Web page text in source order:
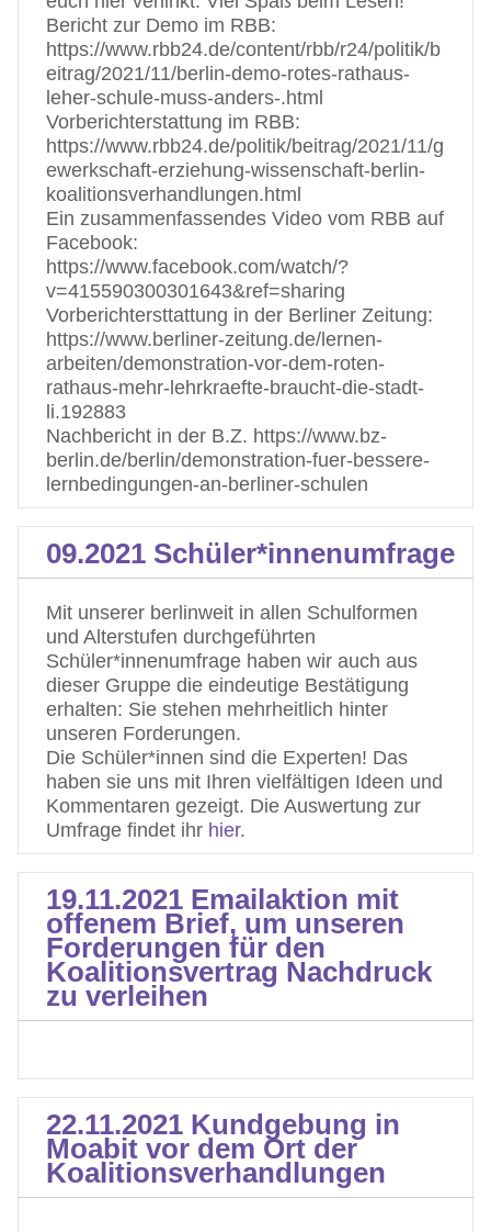
Bericht zur Demo im RBB:
https://www.rbb24.de/content/rbb/r24/politik/b
eitrag/2021/11/berlin-demo-rotes-rathaus-
leher-schule-muss-anders-.html
Vorberichterstattung im RBB:
https://www.rbb24.de/politik/beitrag/2021/11/g
ewerkschaft-erziehung-wissenschaft-berlin-
koalitionsverhandlungen.html
Ein zusammenfassendes Video vom RBB auf
Facebook:
https://www.facebook.com/watch/?
v=415590300301643&ref=sharing
Vorberichtersttattung in der Berliner Zeitung:
https://www.berliner-zeitung.de/lernen-
arbeiten/demonstration-vor-dem-roten-
rathaus-mehr-lehrkraefte-braucht-die-stadt-
li.192883
Nachbericht in der B.Z. https://www.bz-
berlin.de/berlin/demonstration-fuer-bessere-
lernbedingungen-an-berliner-schulen
09.2021 Schüler*innenumfrage
Mit unserer berlinweit in allen Schulformen
und Alterstufen durchgeführten
Schüler*innenumfrage haben wir auch aus
dieser Gruppe die eindeutige Bestätigung
erhalten: Sie stehen mehrheitlich hinter
unseren Forderungen.
Die Schüler*innen sind die Experten! Das
haben sie uns mit Ihren vielfältigen Ideen und
Kommentaren gezeigt. Die Auswertung zur
Umfrage findet ihr hier.
19.11.2021 Emailaktion mit
offenem Brief, um unseren
Forderungen für den
Koalitionsvertrag Nachdruck
zu verleihen
22.11.2021 Kundgebung in
Moabit vor dem Ort der
Koalitionsverhandlungen